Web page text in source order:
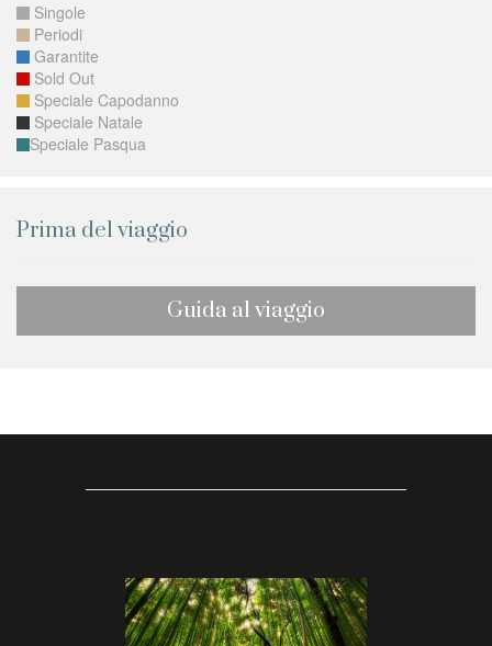
Singole
Periodi
Garantite
Sold Out
Speciale Capodanno
Speciale Natale
Speciale Pasqua
Prima del viaggio
Guida al viaggio